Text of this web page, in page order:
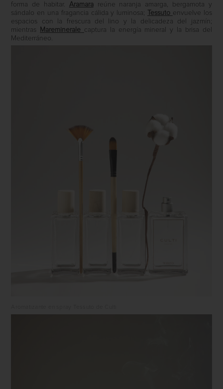
forma de habitar. Aramara
reúne naranja amarga, bergamota y
sándalo en una fragancia cálida y luminosa; Tessuto envuelve los
espacios con la frescura del lino y la delicadeza del jazmín;
mientras
Mareminerale captura la energía mineral y la brisa del
Mediterráneo.